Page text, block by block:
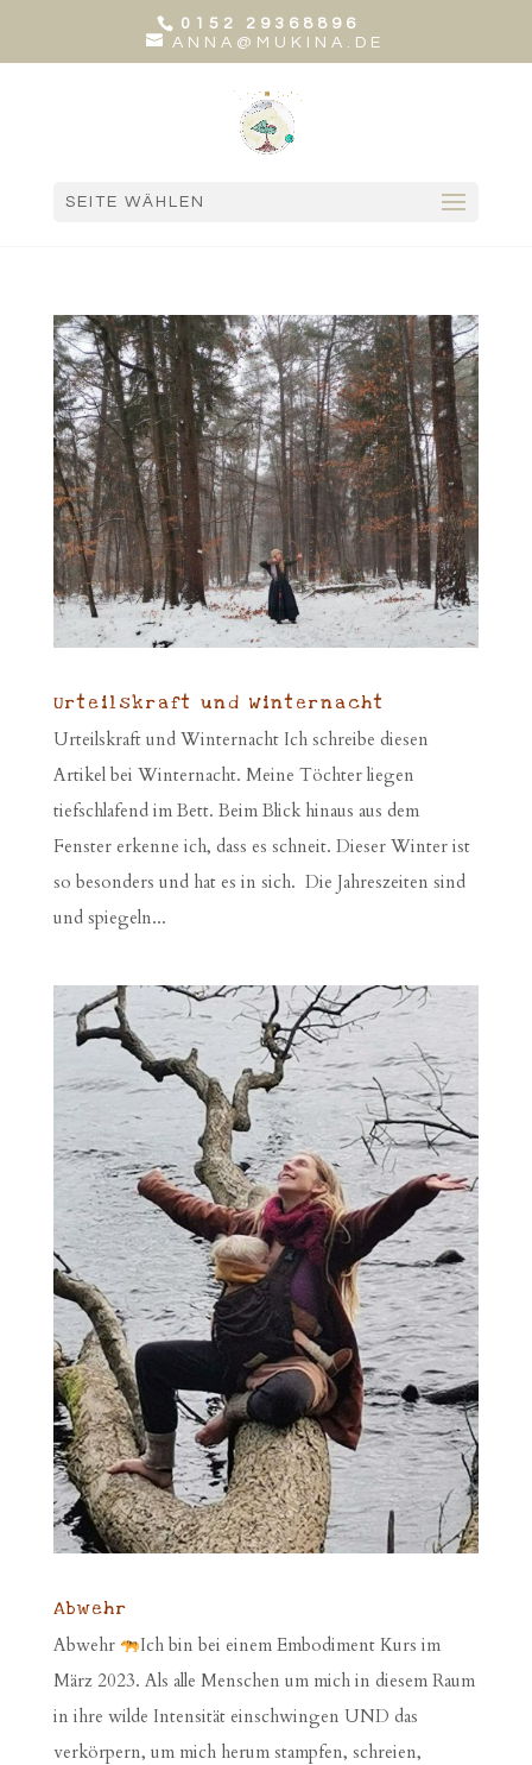
0152 29368896
ANNA@MUKINA.DE
SEITE WÄHLEN
Urteilskraft und Winternacht
Urteilskraft und Winternacht Ich schreibe diesen
Artikel bei Winternacht. Meine Töchter liegen
tiefschlafend im Bett. Beim Blick hinaus aus dem
Fenster erkenne ich, dass es schneit. Dieser Winter ist
so besonders und hat es in sich. Die Jahreszeiten sind
und spiegeln...
Abwehr
Abwehr
Ich bin bei einem Embodiment Kurs im
März 2023. Als alle Menschen um mich in diesem Raum
in ihre wilde Intensität einschwingen UND das
verkörpern, um mich herum stampfen, schreien,